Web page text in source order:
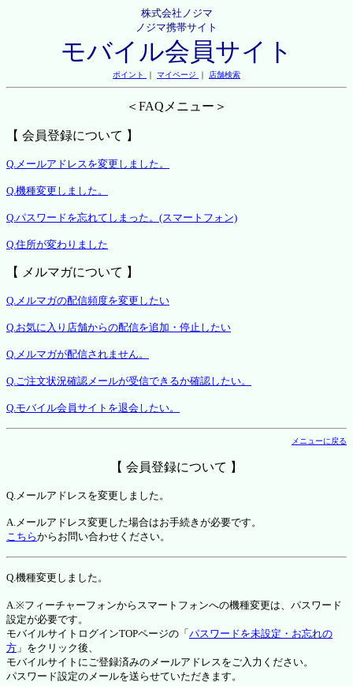
株式会社ノジマ
ノジマ携帯サイト
モバイル会員サイト
ポイント ｜ マイページ ｜ 店舗検索
＜FAQメニュー＞
【 会員登録について 】
Q.メールアドレスを変更しました。
Q.機種変更しました。
Q.パスワードを忘れてしまった。(スマートフォン)
Q.住所が変わりました
【 メルマガについて 】
Q.メルマガの配信頻度を変更したい
Q.お気に入り店舗からの配信を追加・停止したい
Q.メルマガが配信されません。
Q.ご注文状況確認メールが受信できるか確認したい。
Q.モバイル会員サイトを退会したい。
メニューに戻る
【 会員登録について 】
Q.メールアドレスを変更しました。
A.メールアドレス変更した場合はお手続きが必要です。
こちらからお問い合わせください。
Q.機種変更しました。
A.※フィーチャーフォンからスマートフォンへの機種変更は、パスワード
設定が必要です。
モバイルサイトログインTOPページの「 パスワードを未設定・お忘れの
方 」をクリック後、
モバイルサイトにご登録済みのメールアドレスをご入力ください。
パスワード設定のメールを送らせていただきます。